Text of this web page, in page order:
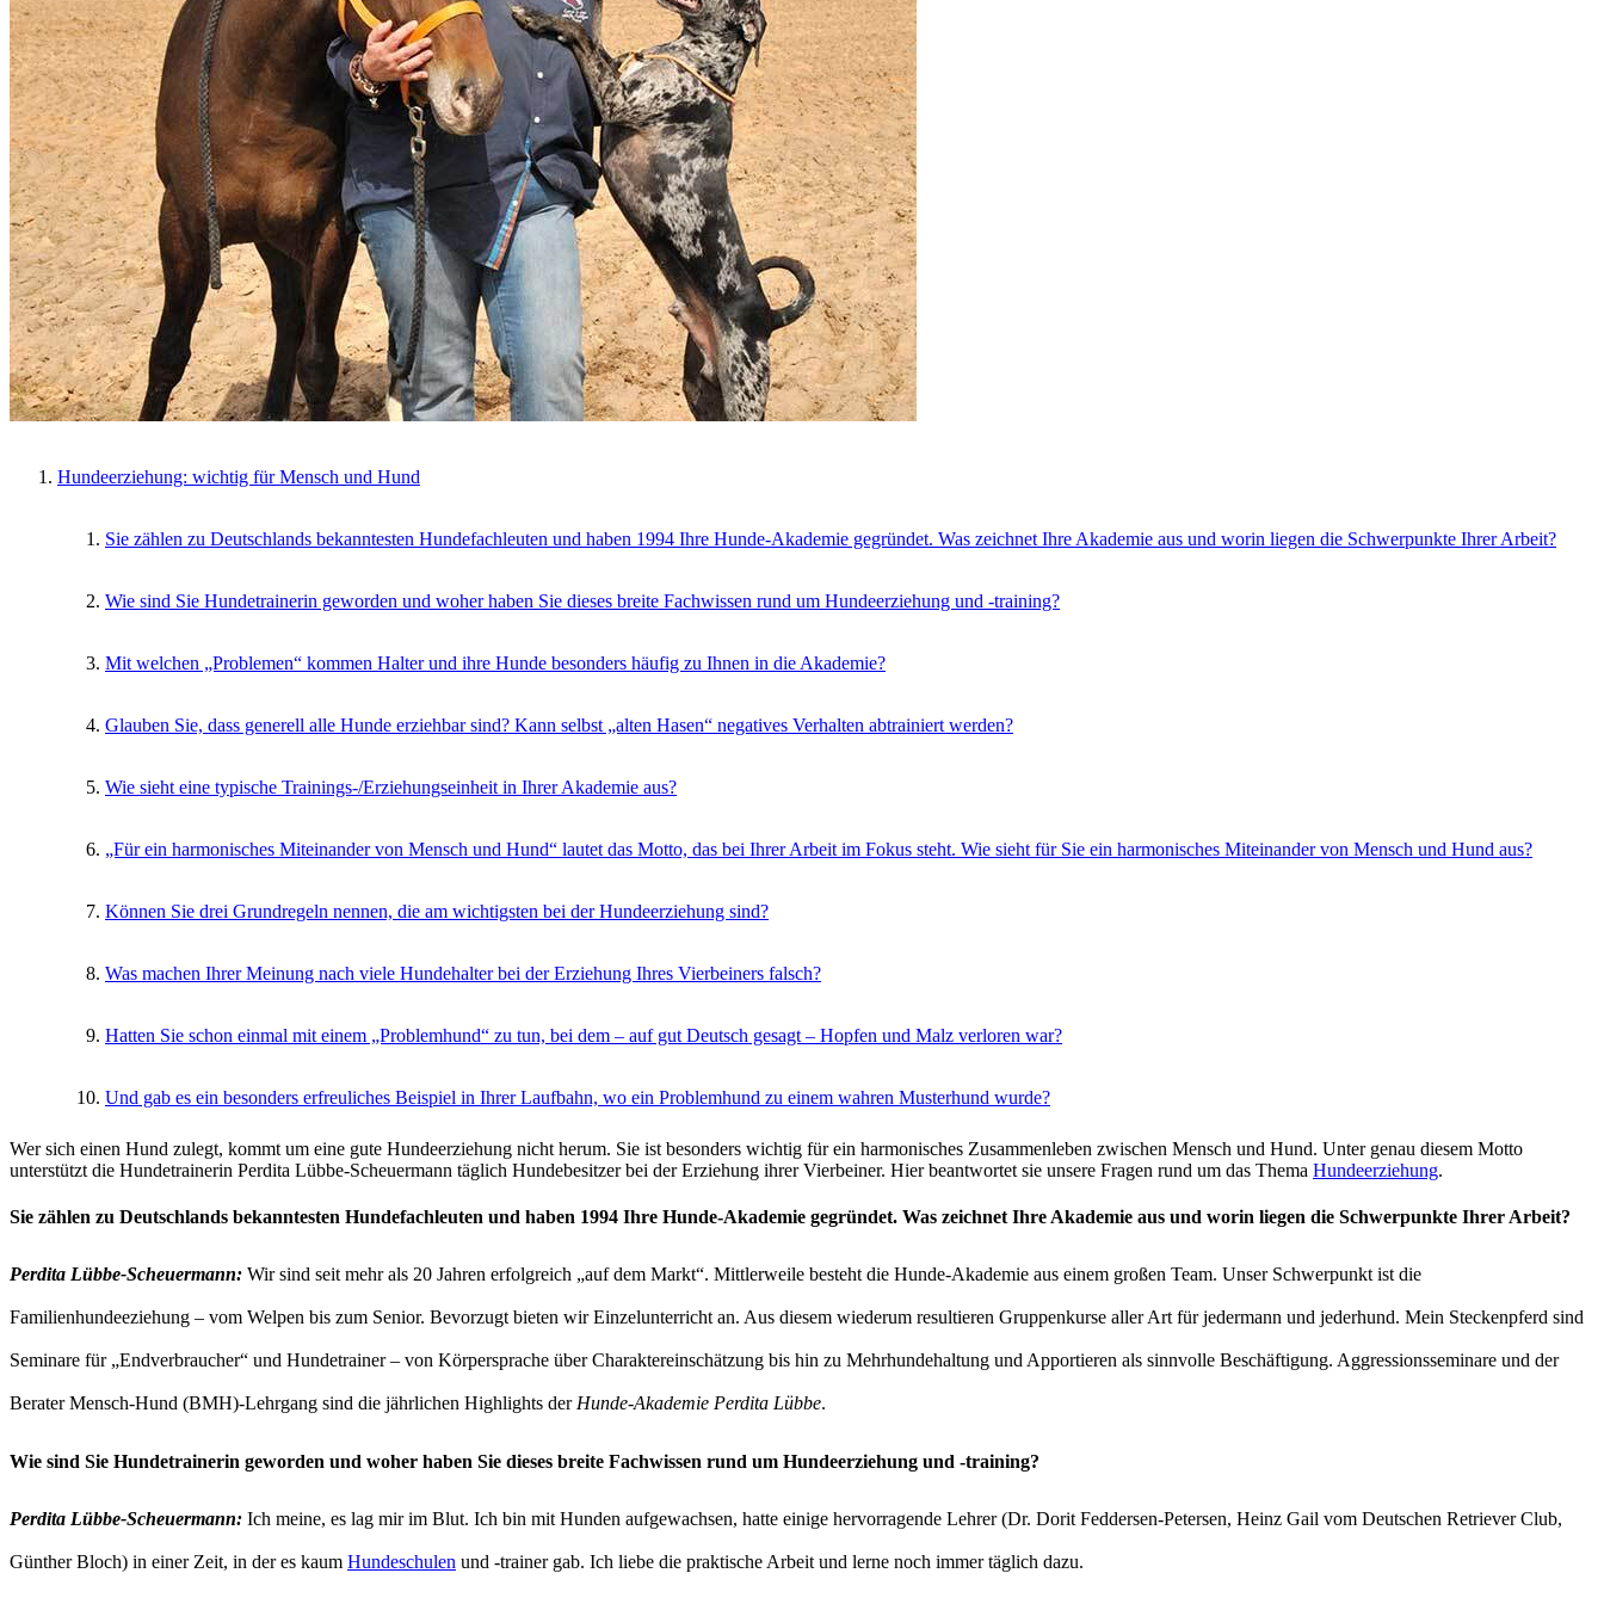
Hundeerziehung: wichtig für Mensch und Hund
Sie zählen zu Deutschlands bekanntesten Hundefachleuten und haben 1994 Ihre Hunde-Akademie gegründet. Was zeichnet Ihre Akademie aus und worin liegen die Schwerpunkte Ihrer Arbeit?
Wie sind Sie Hundetrainerin geworden und woher haben Sie dieses breite Fachwissen rund um Hundeerziehung und -training?
Mit welchen „Problemen“ kommen Halter und ihre Hunde besonders häufig zu Ihnen in die Akademie?
Glauben Sie, dass generell alle Hunde erziehbar sind? Kann selbst „alten Hasen“ negatives Verhalten abtrainiert werden?
Wie sieht eine typische Trainings-/Erziehungseinheit in Ihrer Akademie aus?
„Für ein harmonisches Miteinander von Mensch und Hund“ lautet das Motto, das bei Ihrer Arbeit im Fokus steht. Wie sieht für Sie ein harmonisches Miteinander von Mensch und Hund aus?
Können Sie drei Grundregeln nennen, die am wichtigsten bei der Hundeerziehung sind?
Was machen Ihrer Meinung nach viele Hundehalter bei der Erziehung Ihres Vierbeiners falsch?
Hatten Sie schon einmal mit einem „Problemhund“ zu tun, bei dem – auf gut Deutsch gesagt – Hopfen und Malz verloren war?
Und gab es ein besonders erfreuliches Beispiel in Ihrer Laufbahn, wo ein Problemhund zu einem wahren Musterhund wurde?
Wer sich einen Hund zulegt, kommt um eine gute Hundeerziehung nicht herum. Sie ist besonders wichtig für ein harmonisches Zusammenleben zwischen Mensch und Hund. Unter genau diesem Motto
unterstützt die Hundetrainerin Perdita Lübbe-Scheuermann täglich Hundebesitzer bei der Erziehung ihrer Vierbeiner. Hier beantwortet sie unsere Fragen rund um das Thema Hundeerziehung.
Sie zählen zu Deutschlands bekanntesten Hundefachleuten und haben 1994 Ihre Hunde-Akademie gegründet. Was zeichnet Ihre Akademie aus und worin liegen die Schwerpunkte Ihrer Arbeit?
Perdita Lübbe-Scheuermann: Wir sind seit mehr als 20 Jahren erfolgreich „auf dem Markt“. Mittlerweile besteht die Hunde-Akademie aus einem großen Team. Unser Schwerpunkt ist die
Familienhundeeziehung – vom Welpen bis zum Senior. Bevorzugt bieten wir Einzelunterricht an. Aus diesem wiederum resultieren Gruppenkurse aller Art für jedermann und jederhund. Mein Steckenpferd sind
Seminare für „Endverbraucher“ und Hundetrainer – von Körpersprache über Charaktereinschätzung bis hin zu Mehrhundehaltung und Apportieren als sinnvolle Beschäftigung. Aggressionsseminare und der
Berater Mensch-Hund (BMH)-Lehrgang sind die jährlichen Highlights der Hunde-Akademie Perdita Lübbe.
Wie sind Sie Hundetrainerin geworden und woher haben Sie dieses breite Fachwissen rund um Hundeerziehung und -training?
Perdita Lübbe-Scheuermann: Ich meine, es lag mir im Blut. Ich bin mit Hunden aufgewachsen, hatte einige hervorragende Lehrer (Dr. Dorit Feddersen-Petersen, Heinz Gail vom Deutschen Retriever Club,
Günther Bloch) in einer Zeit, in der es kaum Hundeschulen und -trainer gab. Ich liebe die praktische Arbeit und lerne noch immer täglich dazu.